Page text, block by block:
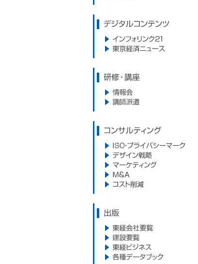
東経情報
インフォリンク21
東京経済ニュース
研修・講座
情報会
講師派遣
コンサルティング
ISO・プライバシーマーク
デザイン戦略
マーケティング
M&A
コスト削減
東経会社要覧
建設要覧
東経ビジネス